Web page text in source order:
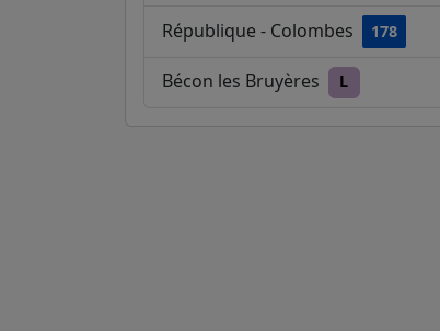
République - Colombes 178
Bécon les Bruyères L